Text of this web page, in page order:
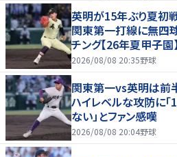
英明が15年ぶり夏初
関東第一打線に無四
チング【26年夏甲子園】
2026/08/08 20:35野球
関東第一vs英明は前
ハイレベルな攻防に
ない」とファン感嘆
2026/08/08 20:04野球